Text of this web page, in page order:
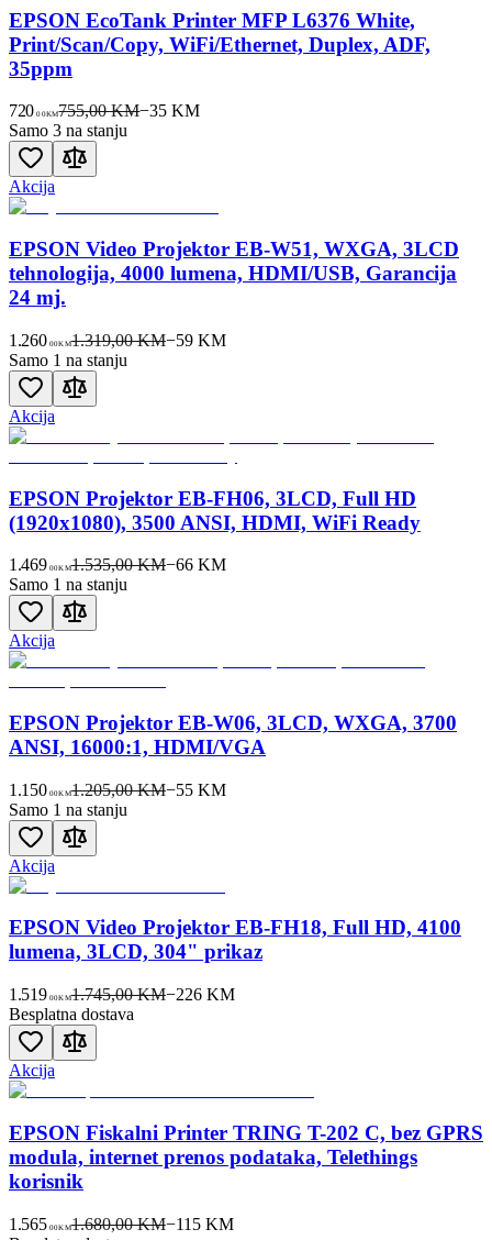
EPSON EcoTank Printer MFP L6376 White,
Print/Scan/Copy, WiFi/Ethernet, Duplex, ADF,
35ppm
720 00KM755,00 KM−35 KM
Samo 3 na stanju
Akcija
EPSON Video Projektor EB-W51, WXGA, 3LCD
tehnologija, 4000 lumena, HDMI/USB, Garancija
24 mj.
1.260 00KM1.319,00 KM−59KM
Samo 1 na stanju
Akcija
EPSON Projektor EB-FH06, 3LCD, Full HD
(1920x1080), 3500 ANSI, HDMI, WiFi Ready
1.469 00KM1.535,00 KM−66KM
Samo 1 na stanju
Akcija
EPSON Projektor EB-W06, 3LCD, WXGA, 3700
ANSI, 16000:1, HDMI/VGA
1.150 00KM1.205,00 KM−55KM
Samo 1 na stanju
Akcija
EPSON Video Projektor EB-FH18, Full HD, 4100
lumena, 3LCD, 304" prikaz
1.519 00KM1.745,00 KM−226KM
Besplatna dostava
Akcija
EPSON Fiskalni Printer TRING T-202 C, bez GPRS
modula, internet prenos podataka, Telethings
korisnik
1.565 00KM1.680,00 KM−115KM